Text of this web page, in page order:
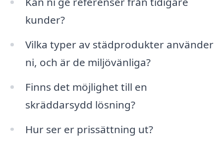
kunder?
Vilka typer av städprodukter använder
ni, och är de miljövänliga?
Finns det möjlighet till en
skräddarsydd lösning?
Hur ser er prissättning ut?